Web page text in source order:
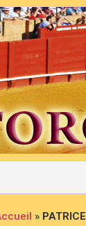
» PATRICE